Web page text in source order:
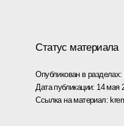
Статус материала
Опубликован в разделах:
Дата публикации: 14 мая
Ссылка на материал: